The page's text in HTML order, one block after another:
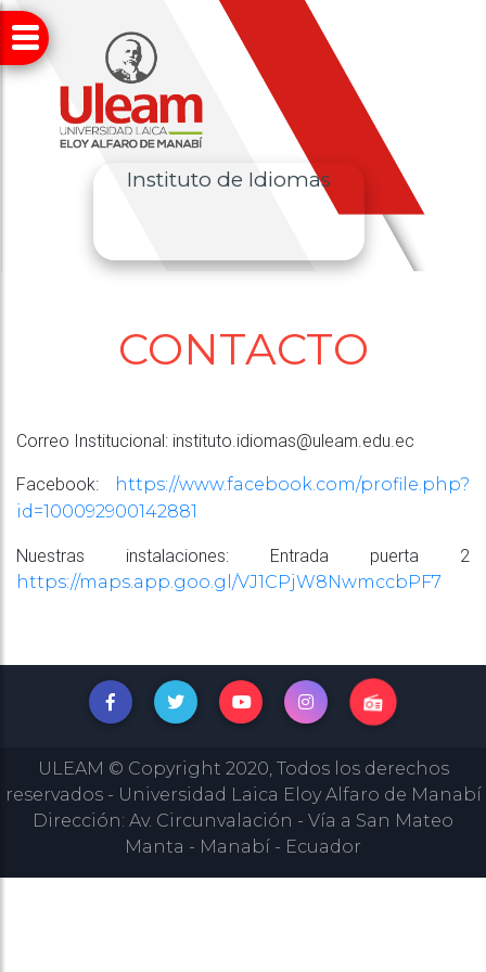
Instituto de Idiomas
CONTACTO
Correo Institucional: instituto.idiomas@uleam.edu.ec
Facebook:
https://www.facebook.com/profile.php?
id=100092900142881
Nuestras instalaciones: Entrada puerta 2
https://maps.app.goo.gl/VJ1CPjW8NwmccbPF7
ULEAM © Copyright 2020, Todos los derechos
reservados - Universidad Laica Eloy Alfaro de Manabí
Dirección: Av. Circunvalación - Vía a San Mateo
Manta - Manabí - Ecuador